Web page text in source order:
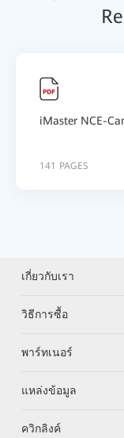
iMaster NCE-
141 PAGES
เกี่ยวกับเรา
วิธีการซื้อ
พาร์ทเนอร์
แหล่งข้อมูล
ควิกลิงค์